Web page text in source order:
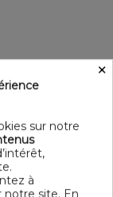
×
sur notre
à
notre site. En